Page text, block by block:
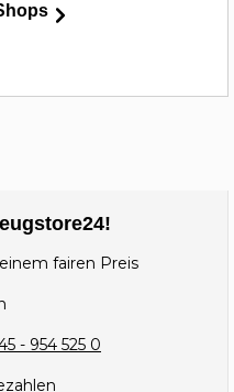
fairen Preis
- 954 525 0